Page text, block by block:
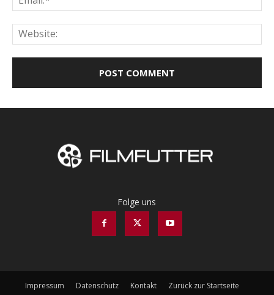
Folge uns
Impressum Datenschutz Kontakt
Zurück zur Startseite